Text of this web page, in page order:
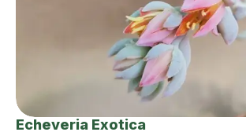
Echeveria Exotica